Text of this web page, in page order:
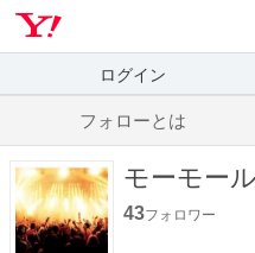
ログイン
フォローとは
モーモー
43フォロワー